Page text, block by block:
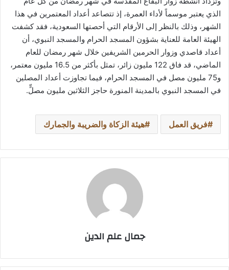
الذي يعتبر موسماً لأداء العمرة، إذ تتصاعد أعداد المعتمرين في هذا
الشهر، وذلك بالنظر إلى الأرقام التي أحصتها السعودية، فقد كشفت
الهيئة العامة للعناية بشؤون المسجد الحرام والمسجد النبوي، أن
أعداد قاصدي وزوار الحرمين الشريفين خلال شهر رمضان للعام
الماضي، قد فاق 122 مليون زائر، تمثل بأكثر من 16.5 مليون معتمر،
و75 مليون مصل في المسجد الحرام، فيما تجاوزت أعداد المصلين
في المسجد النبوي بالمدينة المنورة حاجز الثلاثين مليون مصلٍّ.
فريق العمل هيئة الزكاة والضريبة والجمارك
جمال علم الدين